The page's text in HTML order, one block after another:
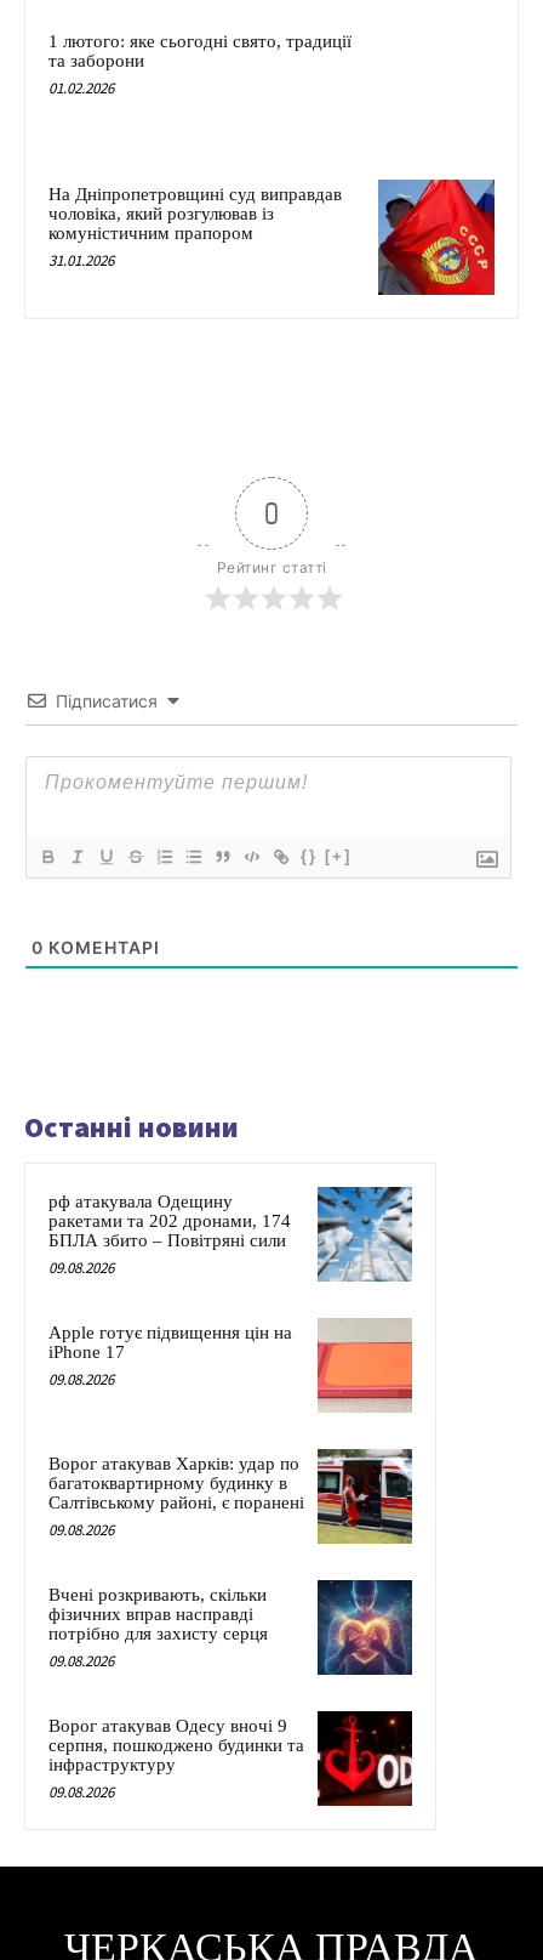
1 лютого: яке сьогодні свято, традиції
та заборони
01.02.2026
На Дніпропетровщині суд виправдав
чоловіка, який розгулював із
комуністичним прапором
31.01.2026
0
Рейтинг статті
Підписатися
{} [+]
0 КОМЕНТАРІ
Останні новини
рф атакувала Одещину
ракетами та 202 дронами, 174
БПЛА збито – Повітряні сили
09.08.2026
Apple готує підвищення цін на
iPhone 17
09.08.2026
Ворог атакував Харків: удар по
багатоквартирному будинку в
Салтівському районі, є поранені
09.08.2026
Вчені розкривають, скільки
фізичних вправ насправді
потрібно для захисту серця
09.08.2026
Ворог атакував Одесу вночі 9
серпня, пошкоджено будинки та
інфраструктуру
09.08.2026